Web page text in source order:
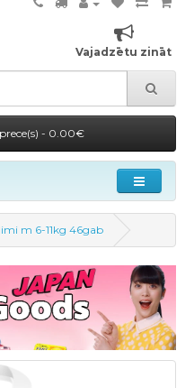
Vajadzētu zināt
- 0.00€
m 6-11kg 46gab